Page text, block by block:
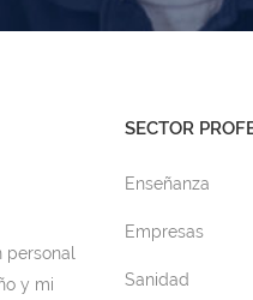
y mi
SECTOR
Enseñanza
Empresas
Sanidad